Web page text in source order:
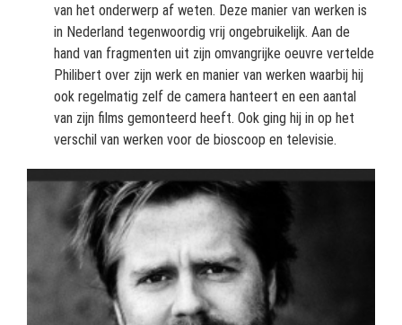
van het onderwerp af weten. Deze manier van werken is
in Nederland tegenwoordig vrij ongebruikelijk. Aan de
hand van fragmenten uit zijn omvangrijke oeuvre vertelde
Philibert over zijn werk en manier van werken waarbij hij
ook regelmatig zelf de camera hanteert en een aantal
van zijn films gemonteerd heeft. Ook ging hij in op het
verschil van werken voor de bioscoop en televisie.